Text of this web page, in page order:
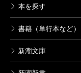
本を探す
書籍（単行本など）
新潮文庫